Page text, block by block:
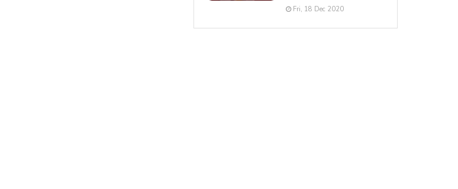
Fri, 18 Dec 2020